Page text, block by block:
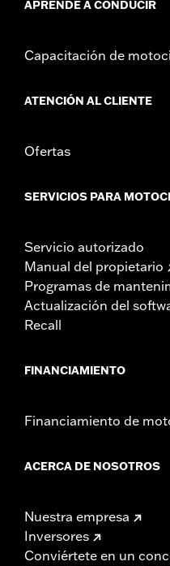
APRENDE A CONDUCIR
Capacitación de
ATENCIÓN AL CLIENTE
Ofertas
SERVICIOS PARA
Servicio autorizado
Manual del propietario
Programas de
Actualización del
Recall
FINANCIAMIENTO
Financiamiento de
ACERCA DE NOSOTROS
Nuestra empresa
Inversores
Conviértete en un